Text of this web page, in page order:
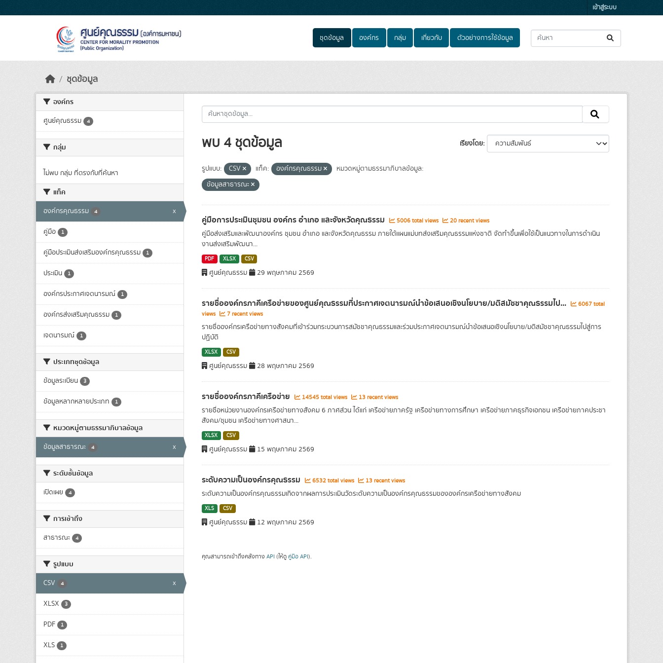
เข้าสู่ระบบ
ชุดข้อมูล องค์กร กลุ่ม เกี่ยวกับ ตัวอย่างการใช้ข้อมูล
ชุดข้อมูล
องค์กร
ศูนย์คุณธรรม 4
กลุ่ม
ไม่พบ กลุ่ม ที่ตรงกับที่ค้นหา
แท็ค
องค์กรคุณธรรม 4 x
คู่มือ 1
คู่มือประเมินส่งเสริมองค์กรคุณธรรม 1
ประเมิน 1
องค์กรประกาศเจตนารมณ์ 1
องค์กรส่งเสริมคุณธรรม 1
เจตนารมณ์ 1
ประเภทชุดข้อมูล
ข้อมูลระเบียน 3
ข้อมูลหลากหลายประเภท 1
หมวดหมู่ตามธรรมาภิบาลข้อมูล
ข้อมูลสาธารณะ 4 x
ระดับชั้นข้อมูล
เปิดเผย 4
การเข้าถึง
สาธารณะ 4
รูปแบบ
CSV 4 x
XLSX 3
PDF 1
XLS 1
เรียงโดย
พบ 4 ชุดข้อมูล
รูปแบบ: CSV แท็ค: องค์กรคุณธรรม
หมวดหมู่ตามธรรมาภิบาลข้อมูล:
ข้อมูลสาธารณะ
คู่มือการประเมินชุมชน องค์กร อำเภอ และจังหวัดคุณธรรม 5006 total views 20 recent views
คู่มือส่งเสริมและพัฒนาองค์กร ชุมชน อำเภอ และจังหวัดคุณธรรม ภายใต้แผนแม่บทส่งเสริมคุณธรรมแห่งชาติ จัดทำขึ้นเพื่อใช้เป็นแนวทางในการดำเนิน
งานส่งเสริมพัฒนา...
PDF XLSX CSV
ศูนย์คุณธรรม 29 พฤษภาคม 2569
รายชื่อองค์กรภาคีเครือข่ายของศูนย์คุณธรรมที่ประกาศเจตนารมณ์นำข้อเสนอเชิงนโยบาย/มติสมัชชาคุณธรรมไป...
6067 total
views
7 recent views
รายชื่อองค์กรเครือข่ายทางสังคมที่เข้าร่วมกระบวนการสมัชชาคุณธรรมและร่วมประกาศเจตนารมณ์นำข้อเสนอเชิงนโยบาย/มติสมัชชาคุณธรรมไปสู่การ
ปฏิบัติ
XLSX CSV
ศูนย์คุณธรรม 28 พฤษภาคม 2569
รายชื่อองค์กรภาคีเครือข่าย 14545 total views 13 recent views
รายชื่อหน่วยงานองค์กรเครือข่ายทางสังคม 6 ภาศส่วน ได้แก่ เครือข่ายภาครัฐ เครือข่ายทางการศึกษา เครือข่ายภาคธุรกิจเอกชน เครือข่ายภาคประชา
สังคม/ชุมชน เครือข่ายทางศาสนา...
XLSX CSV
ศูนย์คุณธรรม 15 พฤษภาคม 2569
ระดับความเป็นองค์กรคุณธรรม 6532 total views 13 recent views
ระดับความเป็นองค์กรคุณธรรมเกิดจากผลการประเมินวัดระดับความเป็นองค์กรคุณธรรมขององค์กรเครือข่ายทางสังคม
XLS CSV
ศูนย์คุณธรรม 12 พฤษภาคม 2569
คุณสามารถเข้าถึงคลังทาง API (ให้ดู คู่มือ API).